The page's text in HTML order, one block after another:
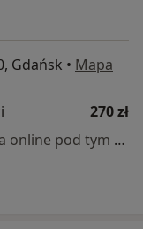
Gdańsk • Mapa
270 zł
Specjalista nie oferuje umawiania online pod tym adresem.